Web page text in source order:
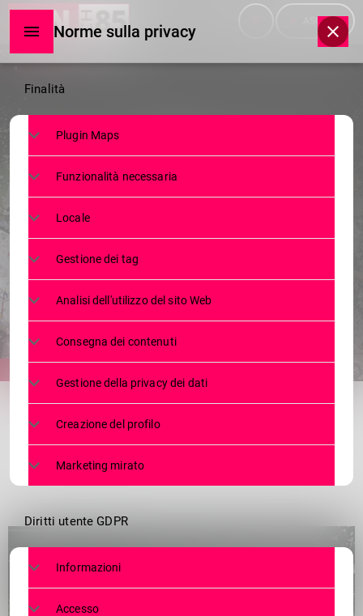
ASCOLTA
NEWS
CAMPIONATI MONDIALI DI
RAFTING, SONDRIO HA VINTO LA
SFIDA: UN SUCCESSO PER LA
3 LUGLIO 2023
share
email
Norme sulla privacy
Norme
sulla
privacy
Finalità
Plugin Maps
Funzionalità necessaria
Locale
Gestione dei tag
Analisi dell'utilizzo del sito Web
Consegna dei contenuti
Gestione della privacy dei dati
Creazione del profilo
Marketing mirato
Diritti utente GDPR
Informazioni
Accesso